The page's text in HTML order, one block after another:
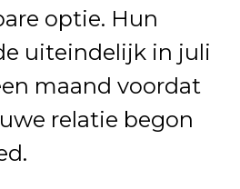
optie. Hun
uiteindelijk in juli
maand voordat
relatie begon